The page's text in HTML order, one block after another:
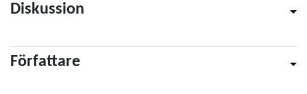
Diskussion
Författare